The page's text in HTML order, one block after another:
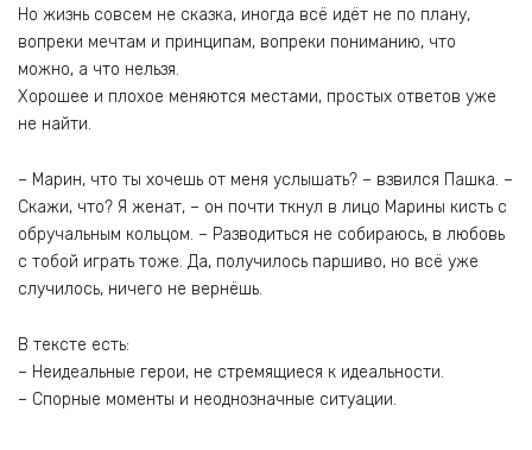
Но жизнь совсем не сказка, иногда всё идёт не по плану,
вопреки мечтам и принципам, вопреки пониманию, что
можно, а что нельзя.
Хорошее и плохое меняются местами, простых ответов уже
не найти.
– Марин, что ты хочешь от меня услышать? – взвился Пашка. –
Скажи, что? Я женат, – он почти ткнул в лицо Марины кисть с
обручальным кольцом. – Разводиться не собираюсь, в любовь
с тобой играть тоже. Да, получилось паршиво, но всё уже
случилось, ничего не вернёшь.
В тексте есть:
– Неидеальные герои, не стремящиеся к идеальности.
– Спорные моменты и неоднозначные ситуации.